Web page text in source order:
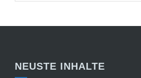
NEUSTE INHALTE